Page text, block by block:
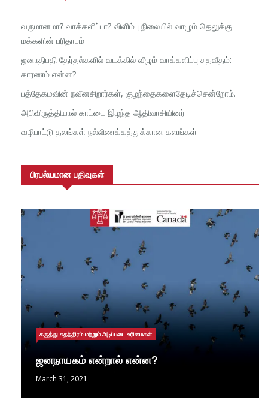
வருமானமா? வாக்களிப்பா? விளிம்பு நிலையில் வாழும் தெலுக்கு
மக்களின் பரிதாபம்
ஜனாதிபதி தேர்தல்களில் வடக்கில் வீழும் வாக்களிப்பு சதவீதம்:
காரணம் என்ன?
பத்தேகமவின் நவீனசிறார்கள், குழந்தைகளைதேடிச்சென்றோம்.
அபிவிருத்தியால் காட்டை இழந்த ஆதிவாசியினர்
வழிபாட்டு தலங்கள் நல்லிணக்கத்துக்கான களங்கள்
பிரபல்யமான பதிவுகள்
கருத்து சுதந்திரம் மற்றும் அடிப்படை உரிமைகள்
ஜனநாயகம் என்றால் என்ன?
March 31, 2021